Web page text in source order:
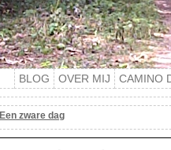
BLOG OVER MIJ CAMINO
Een zware dag